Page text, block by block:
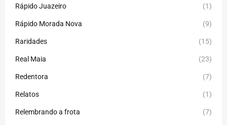
Rápido Juazeiro (1)
Rápido Morada Nova (9)
Raridades (15)
Real Maia (23)
Redentora (7)
Relatos (1)
Relembrando a frota (7)